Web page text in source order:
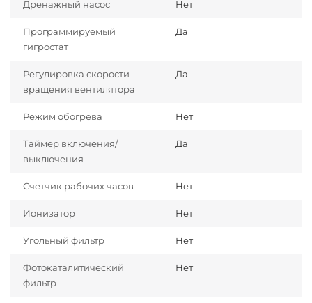
Дренажный насос Нет
Программируемый
гигростат
Да
Регулировка скорости
вращения вентилятора
Да
Режим обогрева Нет
Таймер включения/
выключения
Да
Счетчик рабочих часов Нет
Ионизатор Нет
Угольный фильтр Нет
Фотокаталитический
фильтр
Нет